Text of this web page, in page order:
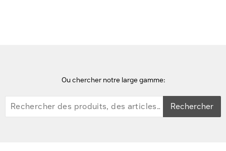
Ou chercher notre large gamme:
Rechercher